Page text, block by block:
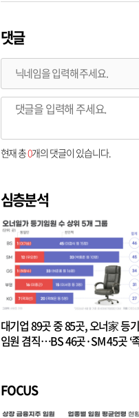
댓글
현재 총0개의 댓글이 있습니다.
심층분석
대기업 89곳 중 85곳, 오너家 등기
임원 겸직…BS 46곳·SM 45곳 ‘
FOCUS